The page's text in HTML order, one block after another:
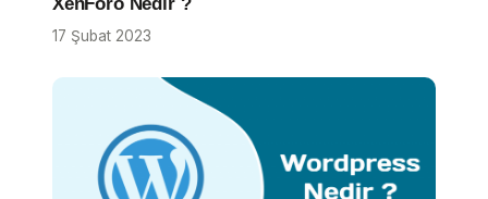
17 Şubat 2023